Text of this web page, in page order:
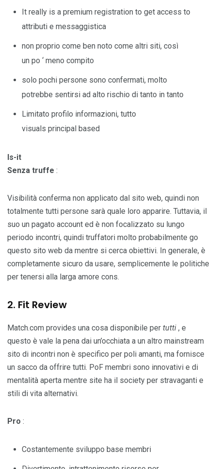
It really is a premium registration to get access to
attributi e messaggistica
non proprio come ben noto come altri siti, così
un po ‘ meno compito
solo pochi persone sono confermati, molto
potrebbe sentirsi ad alto rischio di tanto in tanto
Limitato profilo informazioni, tutto
visuals principal based
Is-it
Senza truffe :
Visibilità conferma non applicato dal sito web, quindi non
totalmente tutti persone sarà quale loro apparire. Tuttavia, il
suo un pagato account ed è non focalizzato su lungo
periodo incontri, quindi truffatori molto probabilmente go
questo sito web da mentre si cerca obiettivi. In generale, è
completamente sicuro da usare, semplicemente le politiche
per tenersi alla larga amore cons.
2. Fit Review
Match.com provides una cosa disponibile per tutti , e
questo è vale la pena dai un’occhiata a un altro mainstream
sito di incontri non è specifico per poli amanti, ma fornisce
un sacco da offrire tutti. PoF membri sono innovativi e di
mentalità aperta mentre site ha il society per stravaganti e
stili di vita alternativi.
Pro :
Costantemente sviluppo base membri